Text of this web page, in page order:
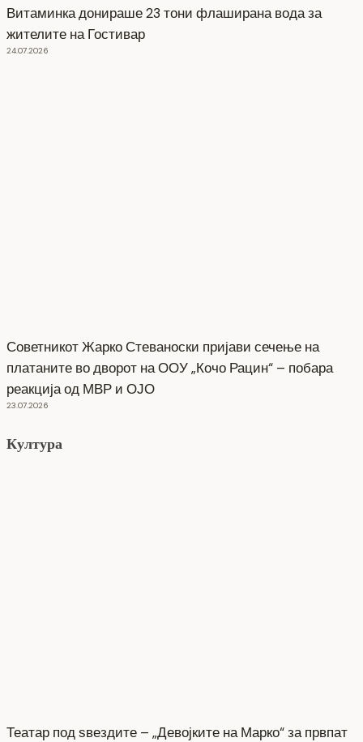
Витаминка донираше 23 тони флаширана вода за
жителите на Гостивар
24.07.2026
Советникот Жарко Стеваноски пријави сечење на
платаните во дворот на ООУ „Кочо Рацин“ – побара
реакција од МВР и ОЈО
23.07.2026
Култура
Театар под ѕвездите – „Девојките на Марко“ за првпат